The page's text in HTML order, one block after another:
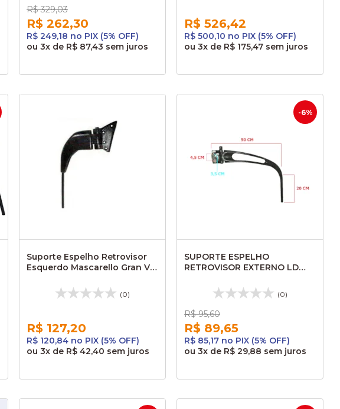
R$ 329,03
R$ 262,30
R$ 249,18 no PIX (5% OFF)
ou 3x de R$ 87,43 sem juros
R$ 526,42
R$ 500,10 no PIX (5% OFF)
ou 3x de R$ 175,47 sem juros
Suporte Espelho Retrovisor
Esquerdo Mascarello Gran Via
(0)
R$ 127,20
R$ 120,84 no PIX (5% OFF)
ou 3x de R$ 42,40 sem juros
-6%
SUPORTE ESPELHO
RETROVISOR EXTERNO LD
(0)
R$ 95,60
R$ 89,65
R$ 85,17 no PIX (5% OFF)
ou 3x de R$ 29,88 sem juros